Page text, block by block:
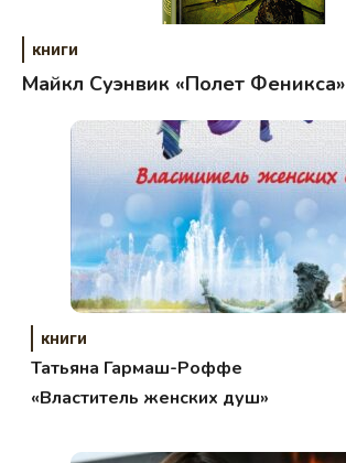
книги
Майкл Суэнвик «Полет Феникса»
книги
Татьяна Гармаш-Роффе
«Властитель женских душ»